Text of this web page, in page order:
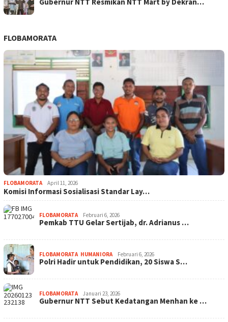
FLOBAMORATA
FLOBAMORATA April 11, 2026
Komisi Informasi Sosialisasi Standar Lay…
FLOBAMORATA Februari 6, 2026
Pemkab TTU Gelar Sertijab, dr. Adrianus …
FLOBAMORATA, HUMANIORA Februari 6, 2026
Polri Hadir untuk Pendidikan, 20 Siswa S…
FLOBAMORATA Januari 23, 2026
Gubernur NTT Sebut Kedatangan Menhan ke …